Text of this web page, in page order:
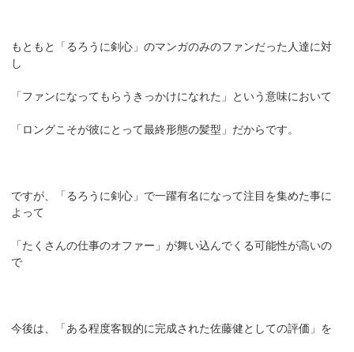
もともと「るろうに剣心」のマンガのみのファンだった人達に対
し
「ファンになってもらうきっかけになれた」という意味において
「ロングこそが彼にとって最終形態の髪型」だからです。
ですが、「るろうに剣心」で一躍有名になって注目を集めた事に
よって
「たくさんの仕事のオファー」が舞い込んでくる可能性が高いの
で
今後は、「ある程度客観的に完成された佐藤健としての評価」を